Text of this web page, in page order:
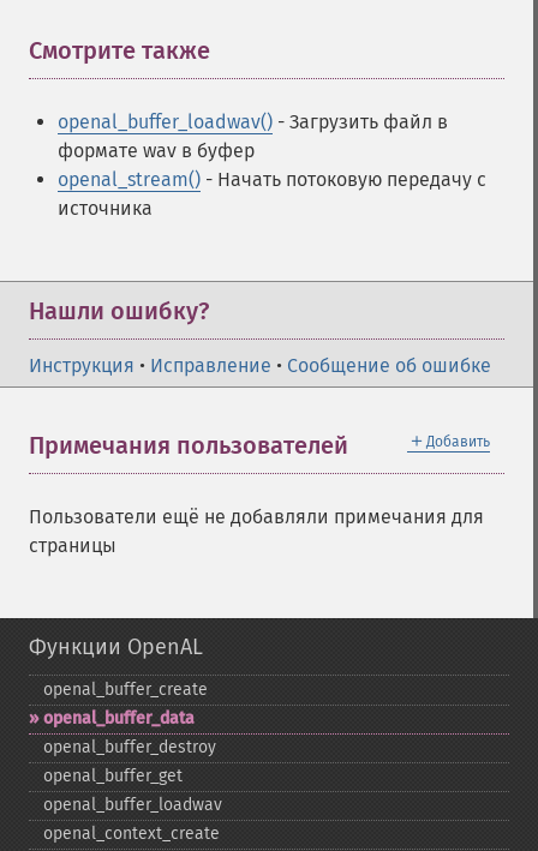
Смотрите также
openal_buffer_loadwav() - Загрузить файл в
формате wav в буфер
openal_stream() - Начать потоковую передачу с
источника
Нашли ошибку?
Инструкция • Исправление • Сообщение об ошибке
＋ Добавить
Примечания пользователей
Пользователи ещё не добавляли примечания для
страницы
Функции OpenAL
openal_​buffer_​create
openal_​buffer_​data
openal_​buffer_​destroy
openal_​buffer_​get
openal_​buffer_​loadwav
openal_​context_​create